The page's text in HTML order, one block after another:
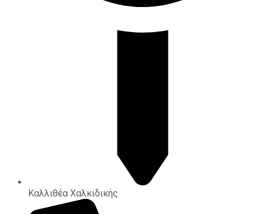
Καλλιθέα Χαλκιδικής